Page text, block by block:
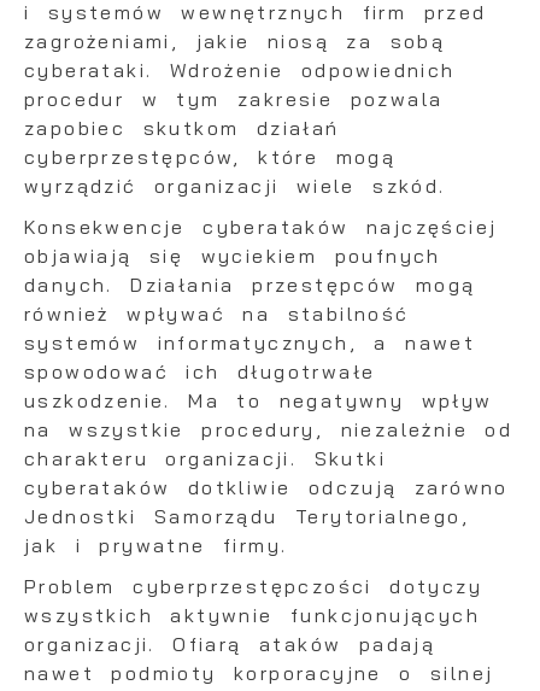
i systemów wewnętrznych firm przed
zagrożeniami, jakie niosą za sobą
cyberataki. Wdrożenie odpowiednich
procedur w tym zakresie pozwala
zapobiec skutkom działań
cyberprzestępców, które mogą
wyrządzić organizacji wiele szkód.
Konsekwencje cyberataków najczęściej
objawiają się wyciekiem poufnych
danych. Działania przestępców mogą
również wpływać na stabilność
systemów informatycznych, a nawet
spowodować ich długotrwałe
uszkodzenie. Ma to negatywny wpływ
na wszystkie procedury, niezależnie od
charakteru organizacji. Skutki
cyberataków dotkliwie odczują zarówno
Jednostki Samorządu Terytorialnego,
jak i prywatne firmy.
Problem cyberprzestępczości dotyczy
wszystkich aktywnie funkcjonujących
organizacji. Ofiarą ataków padają
nawet podmioty korporacyjne o silnej
Ci naszych komunikatów na podstawie analizy
Twoich upodobań oraz Twoich zwyczajów
dotyczących przeglądanej witryny internetowej.
Treści promocyjne mogą pojawić się na
podmiotów trzecich lub firm będących naszymi
partnerami oraz innych dostawców usług.
te działają w charakterze pośredników
prezentujących nasze treści w postaci
społecznościowych.